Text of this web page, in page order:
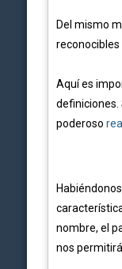
Del mismo
Aquí es
definiciones.
poderoso
nombre, el
nos